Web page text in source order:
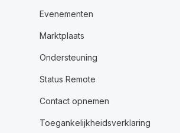
Evenementen
Marktplaats
Ondersteuning
Status Remote
Contact opnemen
Toegankelijkheidsverklaring